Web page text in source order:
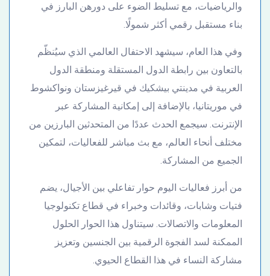
والرياضيات، مع تسليط الضوء على دورهن البارز في
بناء مستقبل رقمي أكثر شمولًا.
وفي هذا العام، سيشهد الاحتفال العالمي الذي سيُنظّم
بالتعاون بين رابطة الدول المستقلة ومنطقة الدول
العربية في مدينتي بيشكيك في قيرغيزستان ونواكشوط
في موريتانيا، بالإضافة إلى إمكانية المشاركة عبر
الإنترنت. سيجمع الحدث عددًا من المتحدثين البارزين من
مختلف أنحاء العالم، مع بث مباشر للفعاليات، لتمكين
الجميع من المشاركة.
من أبرز فعاليات اليوم حوار تفاعلي بين الأجيال، يضم
فتيات وشابات، وقائدات وخبراء في قطاع تكنولوجيا
المعلومات والاتصالات. سيتناول هذا الحوار الحلول
الممكنة لسد الفجوة الرقمية بين الجنسين وتعزيز
مشاركة النساء في هذا القطاع الحيوي.